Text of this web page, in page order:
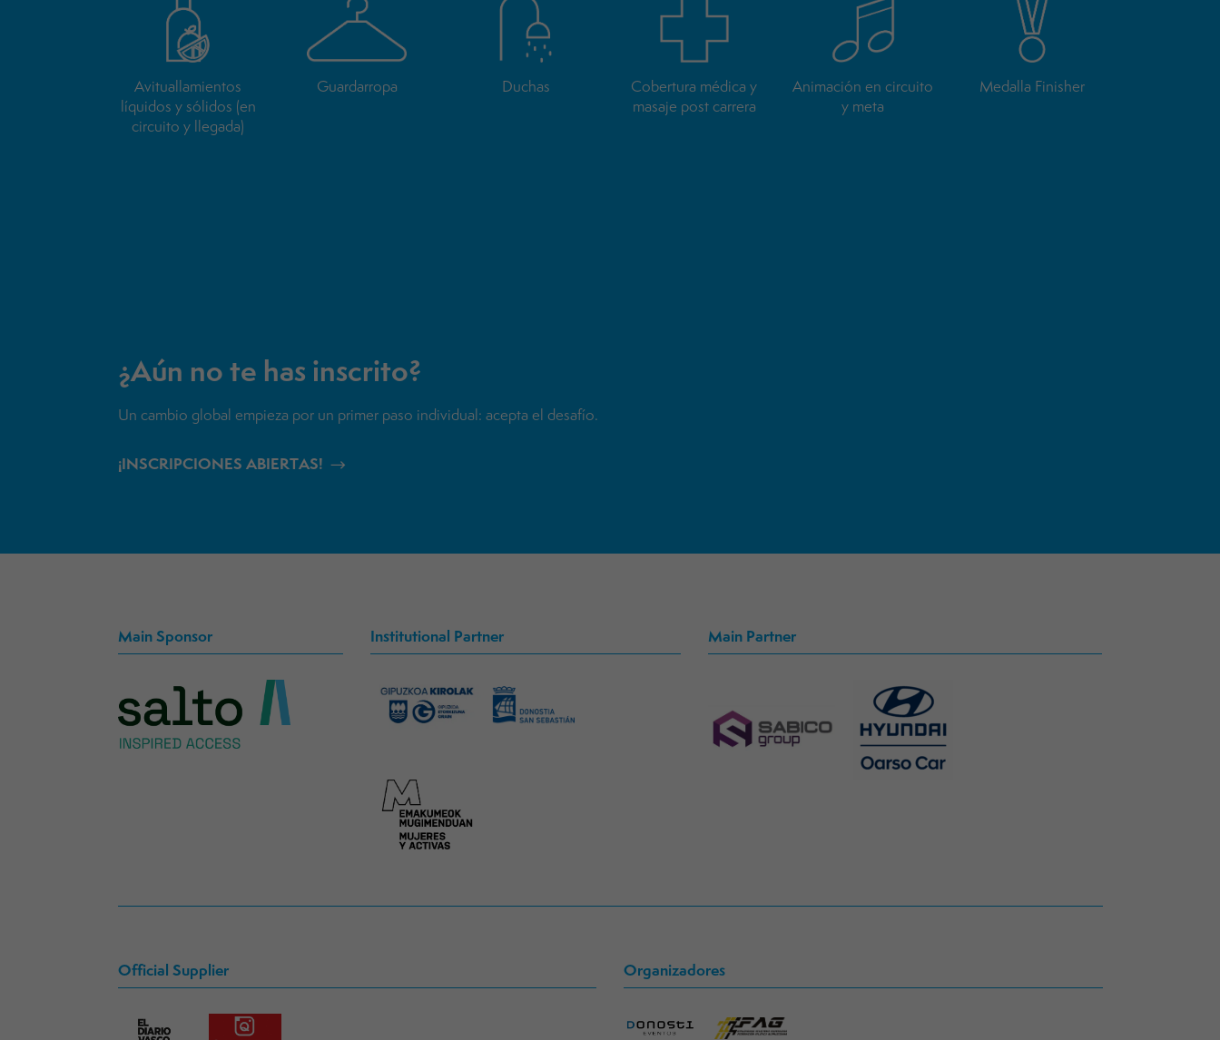
Avituallamientos
líquidos y sólidos (en
circuito y llegada)
Guardarropa Duchas
Cobertura médica y
masaje post carrera
Animación en circuito
y meta
Medalla Finisher
¿Aún no te has inscrito?
Un cambio global empieza por un primer paso individual: acepta el desafío.
¡INSCRIPCIONES ABIERTAS!
Main Sponsor Institutional Partner Main Partner
Official Supplier Organizadores